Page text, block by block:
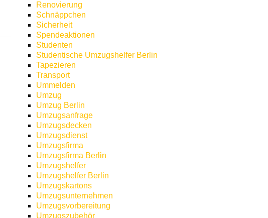
Renovierung
Schnäppchen
Sicherheit
Spendeaktionen
Studenten
Studentische Umzugshelfer Berlin
Tapezieren
Transport
Ummelden
Umzug
Umzug Berlin
Umzugsanfrage
Umzugsdecken
Umzugsdienst
Umzugsfirma
Umzugsfirma Berlin
Umzugshelfer
Umzugshelfer Berlin
Umzugskartons
Umzugsunternehmen
Umzugsvorbereitung
Umzugszubehör